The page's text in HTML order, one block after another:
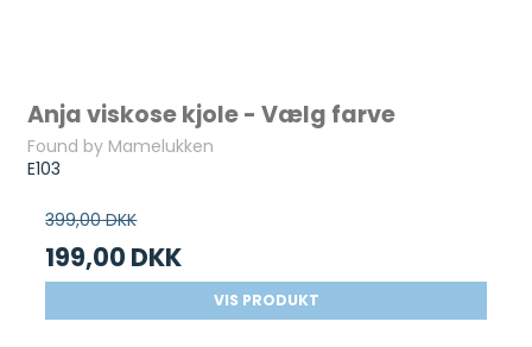
Anja viskose kjole - Vælg farve
Found by Mamelukken
E103
399,00 DKK
199,00 DKK
VIS PRODUKT